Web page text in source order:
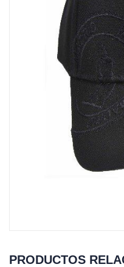
PRODUCTOS